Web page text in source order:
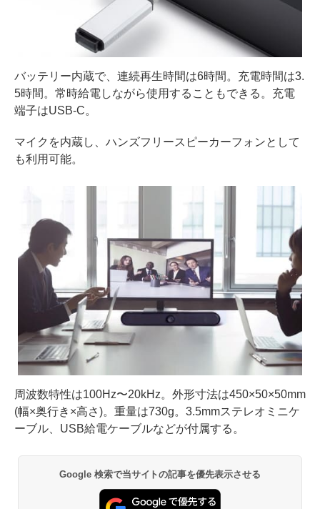
バッテリー内蔵で、連続再生時間は6時間。充電時間は3.
5時間。常時給電しながら使用することもできる。充電
端子はUSB-C。
マイクを内蔵し、ハンズフリースピーカーフォンとして
も利用可能。
周波数特性は100Hz〜20kHz。外形寸法は450×50×50mm
(幅×奥行き×高さ)。重量は730g。3.5mmステレオミニケ
ーブル、USB給電ケーブルなどが付属する。
Google 検索で当サイトの記事を優先表示させる